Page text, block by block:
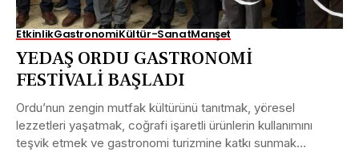
EtkinlikGastronomiKültür-SanatManşet
YEDAŞ ORDU GASTRONOMİ
FESTİVALİ BAŞLADI
Ordu’nun zengin mutfak kültürünü tanıtmak, yöresel
lezzetleri yaşatmak, coğrafi işaretli ürünlerin kullanımını
teşvik etmek ve gastronomi turizmine katkı sunmak